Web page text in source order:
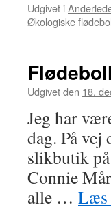
Udgivet i
Økologiske
Udgivet den 18.
Jeg har
dag. På
slikbutik
Connie
alle … Læs